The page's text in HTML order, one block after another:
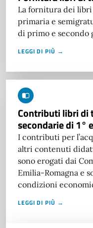
La fornitura dei
primaria e
di primo e secondo
LEGGI DI PIÙ →
Contributi libri di
secondarie di 1°
I contributi per
altri contenuti
sono erogati dai
Emilia-Romagna e
condizioni
LEGGI DI PIÙ →